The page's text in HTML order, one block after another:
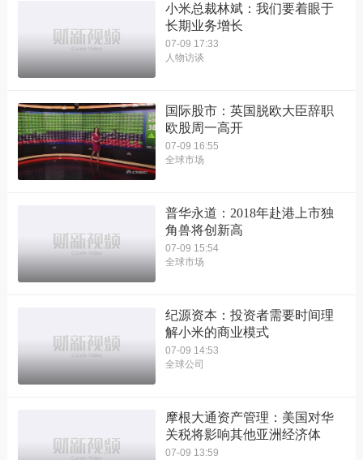
小米总裁林斌：我们要着眼于
长期业务增长
07-09 17:33
人物访谈
国际股市：英国脱欧大臣辞职
欧股周一高开
07-09 16:55
全球市场
普华永道：2018年赴港上市独
角兽将创新高
07-09 15:54
全球市场
纪源资本：投资者需要时间理
解小米的商业模式
07-09 14:53
全球公司
摩根大通资产管理：美国对华
关税将影响其他亚洲经济体
07-09 13:59